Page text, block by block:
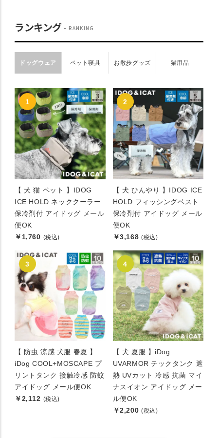
ランキング RANKING
ドッグウェア ペット寝具 お散歩グッズ 猫用品
【 犬 猫 ペット 】IDOG
ICE HOLD ネッククーラー
保冷剤付 アイドッグ メール
便OK
￥1,760 (税込)
【 犬 ひんやり 】IDOG ICE
HOLD フィッシングベスト
保冷剤付 アイドッグ メール
便OK
￥3,168 (税込)
【 防虫 涼感 犬服 春夏 】
iDog COOL+MOSCAPE プ
リントタンク 接触冷感 防蚊
アイドッグ メール便OK
￥2,112 (税込)
【 犬 夏服 】iDog
UVARMOR テックタンク 遮
熱 UVカット 冷感 抗菌 マイ
ナスイオン アイドッグ メー
ル便OK
￥2,200 (税込)